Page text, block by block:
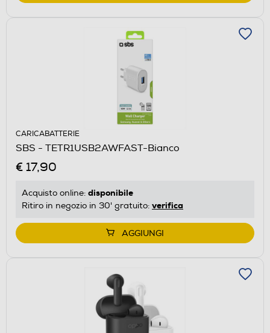
CARICABATTERIE
SBS - TETR1USB2AWFAST-Bianco
€ 17,90
Acquisto online: disponibile
Ritiro in negozio in 30' gratuito: verifica
AGGIUNGI